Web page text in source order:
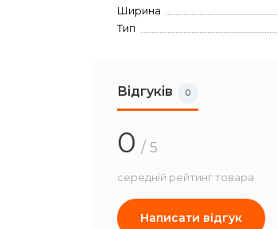
Ширина
Тип
Відгуків 0
0 / 5
середній рейтинг товара
Написати відгук